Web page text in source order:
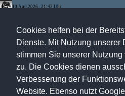
Cookies helfen bei der
Dienste. Mit Nutzung unserer
stimmen Sie unserer
zu. Die Cookies dienen
Verbesserung der
Website. Ebenso nutzt
10.Aug.2026 , 21:42 Uhr